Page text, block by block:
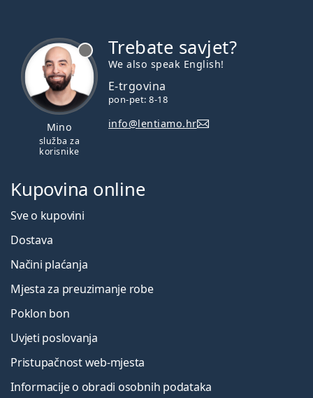
Mino
služba za
korisnike
Trebate savjet?
We also speak English!
E-trgovina
pon-pet: 8-18
info@lentiamo.hr
Kupovina online
Sve o kupovini
Dostava
Načini plaćanja
Mjesta za preuzimanje robe
Poklon bon
Uvjeti poslovanja
Pristupačnost web-mjesta
Informacije o obradi osobnih podataka